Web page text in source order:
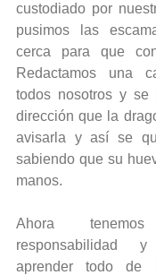
custodiado por
pusimos las
cerca para que
Redactamos una
todos nosotros y
dirección que la
avisarla y así se
sabiendo que su
manos.
Ahora
responsabilidad
aprender todo de